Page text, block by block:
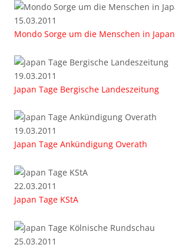
15.03.2011
Mondo Sorge um die Menschen in Japan
19.03.2011
Japan Tage Bergische Landeszeitung
19.03.2011
Japan Tage Ankündigung Overath
22.03.2011
Japan Tage KStA
25.03.2011